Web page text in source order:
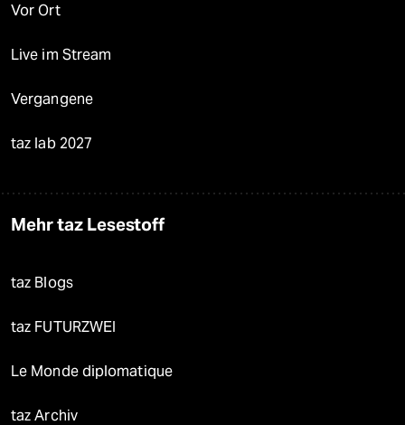
Vor Ort
Live im Stream
Vergangene
taz lab 2027
Mehr taz Lesestoff
taz Blogs
taz FUTURZWEI
Le Monde diplomatique
taz Archiv